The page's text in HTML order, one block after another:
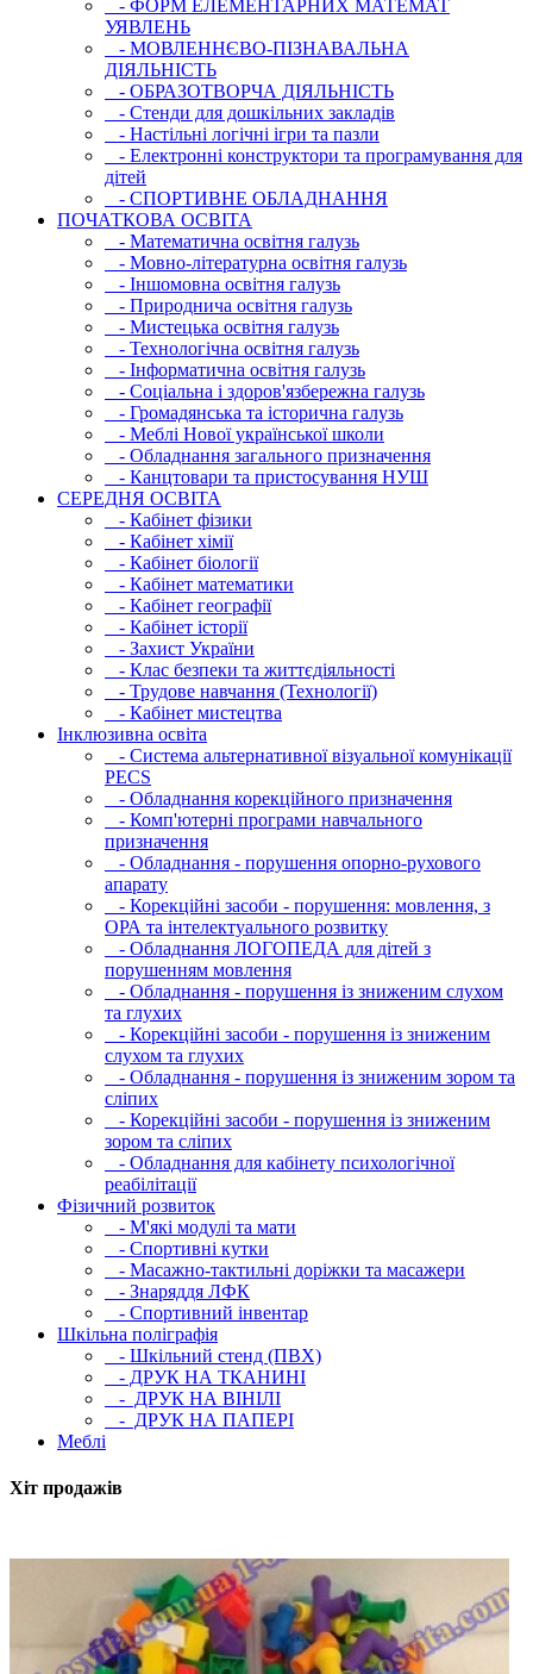
- ФОРМ ЕЛЕМЕНТАРНИХ МАТЕМАТ
УЯВЛЕНЬ
- МОВЛЕННЄВО-ПІЗНАВАЛЬНА
ДІЯЛЬНІСТЬ
- ОБРАЗОТВОРЧА ДІЯЛЬНІСТЬ
- Стенди для дошкільних закладів
- Настільні логічні ігри та пазли
- Електронні конструктори та програмування для
дітей
- СПОРТИВНЕ ОБЛАДНАННЯ
ПОЧАТКОВА ОСВIТА
- Математична освітня галузь
- Мовно-літературна освітня галузь
- Iншомовна освітня галузь
- Природнича освітня галузь
- Мистецька освітня галузь
- Технологічна освітня галузь
- Інфopматична освітня галузь
- Соціальна і здоров'язбережна галузь
- Громадянська та історична галузь
- Меблі Нової української школи
- Обладнання загального призначення
- Канцтовари та пристосування НУШ
СЕРЕДНЯ ОСВIТА
- Кабінет фізики
- Кабінет хімії
- Кабінет біології
- Кабінет математики
- Кабінет географії
- Кабінет історії
- Захист України
- Клас безпеки та життєдіяльності
- Трудове навчання (Технології)
- Кабінет мистецтва
Інклюзивна освіта
- Система альтернативної візуальної комунікації
PECS
- Обладнання корекційного призначення
- Комп'ютерні програми навчального
призначення
- Обладнання - порушення опорно-рухового
апарату
- Корекційні засоби - порушення: мовлення, з
ОРА та інтелектуального розвитку
- Обладнання ЛОГОПЕДА для дітей з
порушенням мовлення
- Обладнання - порушення із зниженим слухом
та глухих
- Корекційні засоби - порушення із зниженим
слухом та глухих
- Обладнання - порушення із зниженим зором та
сліпих
- Корекційні засоби - порушення із зниженим
зором та сліпих
- Обладнання для кабінету психологічної
реабілітації
Фізичний розвиток
- М'які модулi та мати
- Спортивні кутки
- Масажно-тактильні доріжки та масажери
- Знаряддя ЛФК
- Спортивний інвентар
Шкільна поліграфія
- Шкільний стенд (ПВХ)
- ДРУК НА ТКАНИНІ
- ДРУК НА ВІНІЛІ
- ДРУК НА ПАПЕРІ
Меблі
Хіт продажів